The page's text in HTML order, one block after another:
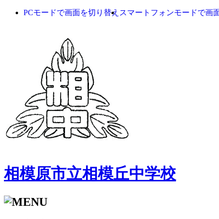
PCモードで画面を切り替え スマートフォンモードで画
相模原市立相模丘中学校